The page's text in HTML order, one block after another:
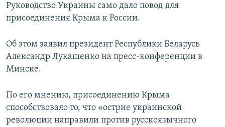
поискуИНФОГРАФИКА
ТЕЛЕПРОЕКТ КРЫМ.РЕАЛИИ
СОВЕТЫ ПРАВОЗАЩИТНИКОВ
ПРОПАВШИЕ БЕЗ ВЕСТИ
КРЫМ.НЕПОКОРЕННЫЙ
КАК ОБОЙТИ БЛОКИРОВКУ
Qırımtatar
Руководство Украины само дало повод для
присоединения Крыма к России.
Об этом заявил президент Республики Беларусь
Александр Лукашенко на пресс-конференции в
Минске.
По его мнению, присоединению Крыма
способствовало то, что «острие украинской
революции направили против русскоязычного